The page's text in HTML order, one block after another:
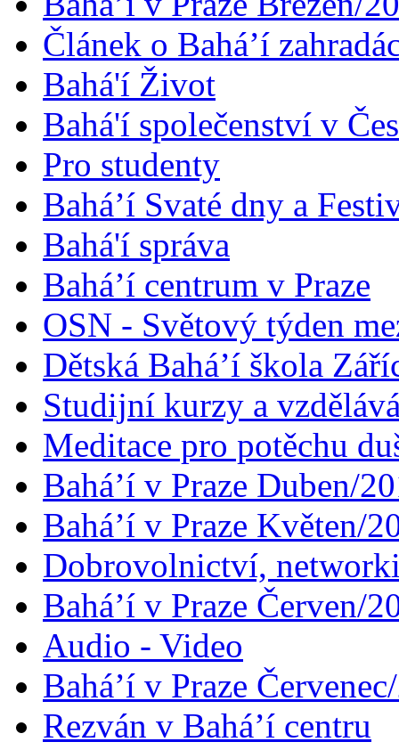
Článek o Bahá’í
Bahá'í Život
Bahá'í společenství v
Pro studenty
Bahá’í Svaté dny a
Bahá'í správa
Bahá’í centrum v Praze
OSN - Světový týden
Dětská Bahá’í škola
Studijní kurzy a
Meditace pro potěchu
Bahá’í v Praze Duben/
Bahá’í v Praze Květen/
Dobrovolnictví,
Bahá’í v Praze Červen/
Audio - Video
Bahá’í v Praze
Rezván v Bahá’í centru